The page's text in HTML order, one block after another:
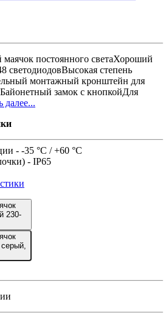
постоянного светаХороший
светодиодовВысокая степень
монтажный кронштейн для
замок с кнопкойДля
далее...
- -35 °C / +60 °C
- IP65
230-